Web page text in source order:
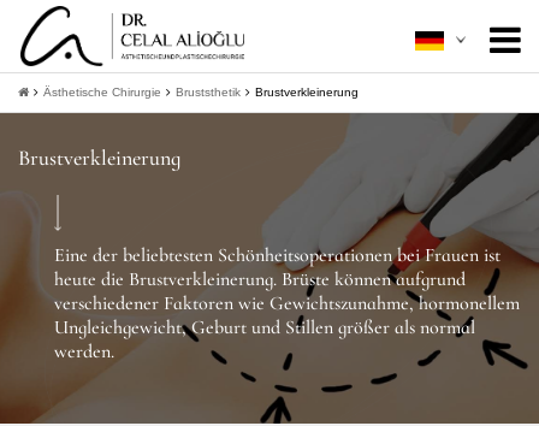
Über mich
Ästhetische Chirurgie
+
Minimal Invasive
Patientenleitfaden
+
Kontakt
Informationen bekommen +
Ästhetische Chirurgie Bruststhetik Brustverkleinerung
Brustverkleinerung
Eine der beliebtesten Schönheitsoperationen bei Frauen ist
heute die Brustverkleinerung. Brüste können aufgrund
verschiedener Faktoren wie Gewichtszunahme, hormonellem
Ungleichgewicht, Geburt und Stillen größer als normal
werden.